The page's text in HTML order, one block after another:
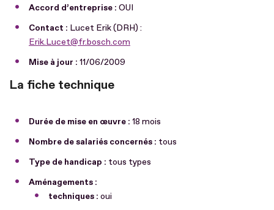
Accord d’entreprise : OUI
Contact : Lucet Erik (DRH) :
Erik.Lucet@fr.bosch.com
Mise à jour : 11/06/2009
La fiche technique
Durée de mise en œuvre : 18 mois
Nombre de salariés concernés : tous
Type de handicap : tous types
Aménagements :
techniques : oui